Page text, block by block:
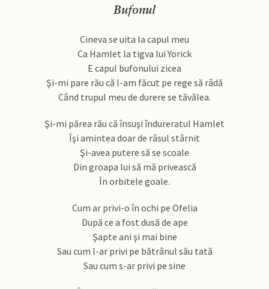
Bufonul
Cineva se uita la capul meu
Ca Hamlet la tigva lui Yorick
E capul bufonului zicea
Şi-mi pare rău că l-am făcut pe rege să râdă
Când trupul meu de durere se tăvălea.
Şi-mi părea rău că însuşi îndureratul Hamlet
Îşi amintea doar de râsul stârnit
Şi-avea putere să se scoale
Din groapa lui să mă privească
În orbitele goale.
Cum ar privi-o în ochi pe Ofelia
După ce a fost dusă de ape
Şapte ani şi mai bine
Sau cum l-ar privi pe bătrânul său tată
Sau cum s-ar privi pe sine